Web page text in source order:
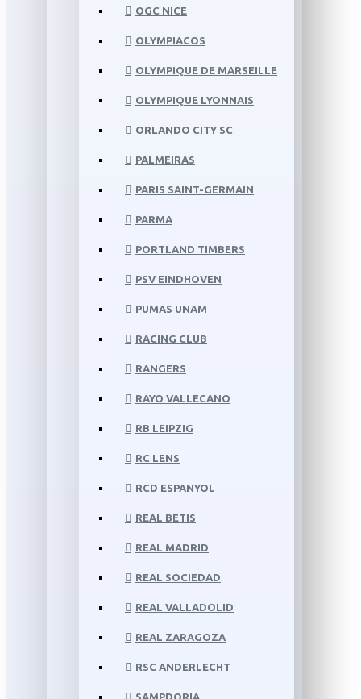
OGC NICE
OLYMPIACOS
OLYMPIQUE DE MARSEILLE
OLYMPIQUE LYONNAIS
ORLANDO CITY SC
PALMEIRAS
PARIS SAINT-GERMAIN
PARMA
PORTLAND TIMBERS
PSV EINDHOVEN
PUMAS UNAM
RACING CLUB
RANGERS
RAYO VALLECANO
RB LEIPZIG
RC LENS
RCD ESPANYOL
REAL BETIS
REAL MADRID
REAL SOCIEDAD
REAL VALLADOLID
REAL ZARAGOZA
RSC ANDERLECHT
SAMPDORIA